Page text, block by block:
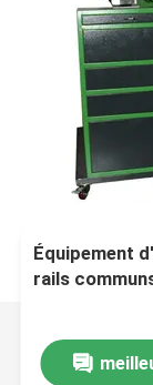
Équipement
rails